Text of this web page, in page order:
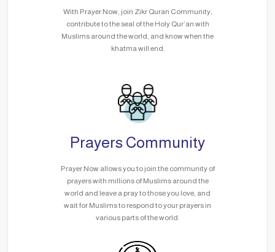
With Prayer Now, join Zikr Quran Community,
contribute to the seal of the Holy Qur’an with
Muslims around the world, and know when the
khatma will end.
Prayers Community
Prayer Now allows you to join the community of
prayers with millions of Muslims around the
world and leave a pray to those you love, and
wait for Muslims to respond to your prayers in
various parts of the world.